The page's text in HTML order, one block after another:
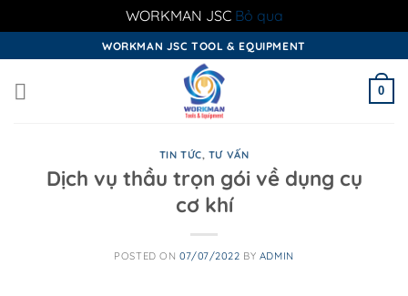
WORKMAN JSC Bỏ qua
to
content
WORKMAN JSC TOOL & EQUIPMENT
0
TIN TỨC, TƯ VẤN
Dịch vụ thầu trọn gói về dụng cụ
cơ khí
POSTED ON 07/07/2022 BY ADMIN